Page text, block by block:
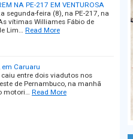
NA PE-217 EM VENTUROSA
segunda-feira (8), na PE-217, na
vítimas Williames Fábio de
Lim… Read More
Caruaru
entre dois viadutos nos
de Pernambuco, na manhã
motori… Read More